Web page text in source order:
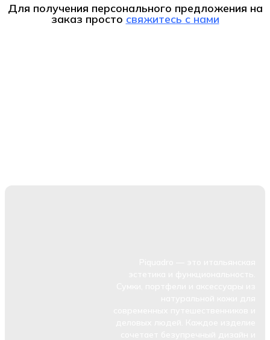
Для получения персонального предложения на
заказ просто свяжитесь с нами